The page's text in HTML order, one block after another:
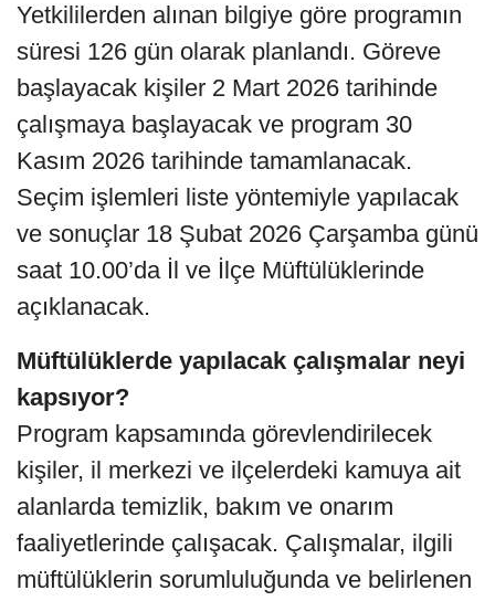
Yetkililerden alınan bilgiye göre programın
süresi 126 gün olarak planlandı. Göreve
başlayacak kişiler 2 Mart 2026 tarihinde
çalışmaya başlayacak ve program 30
Kasım 2026 tarihinde tamamlanacak.
Seçim işlemleri liste yöntemiyle yapılacak
ve sonuçlar 18 Şubat 2026 Çarşamba günü
saat 10.00’da İl ve İlçe Müftülüklerinde
açıklanacak.
Müftülüklerde yapılacak çalışmalar neyi
kapsıyor?
Program kapsamında görevlendirilecek
kişiler, il merkezi ve ilçelerdeki kamuya ait
alanlarda temizlik, bakım ve onarım
faaliyetlerinde çalışacak. Çalışmalar, ilgili
müftülüklerin sorumluluğunda ve belirlenen